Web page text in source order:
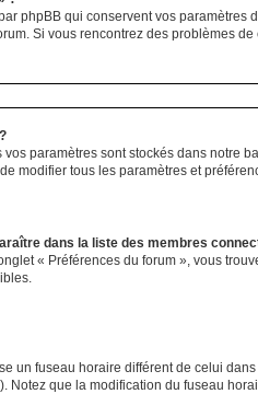
phpBB qui conservent vos
Si vous rencontrez des problèmes
paramètres sont stockés dans notre
modifier tous les paramètres et
dans la liste des membres
« Préférences du forum », vous
un fuseau horaire différent de celui
Notez que la modification du fuseau